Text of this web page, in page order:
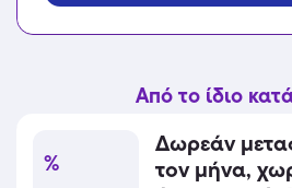
Από το ίδιο
%
Δωρεάν
τον μήνα,